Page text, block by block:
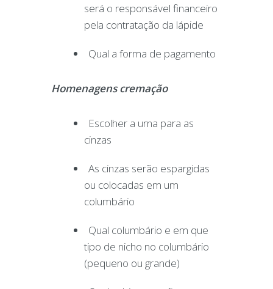
será o responsável financeiro
pela contratação da lápide
Qual a forma de pagamento
Homenagens cremação
Escolher a urna para as
cinzas
As cinzas serão espargidas
ou colocadas em um
columbário
Qual columbário e em que
tipo de nicho no columbário
(pequeno ou grande)